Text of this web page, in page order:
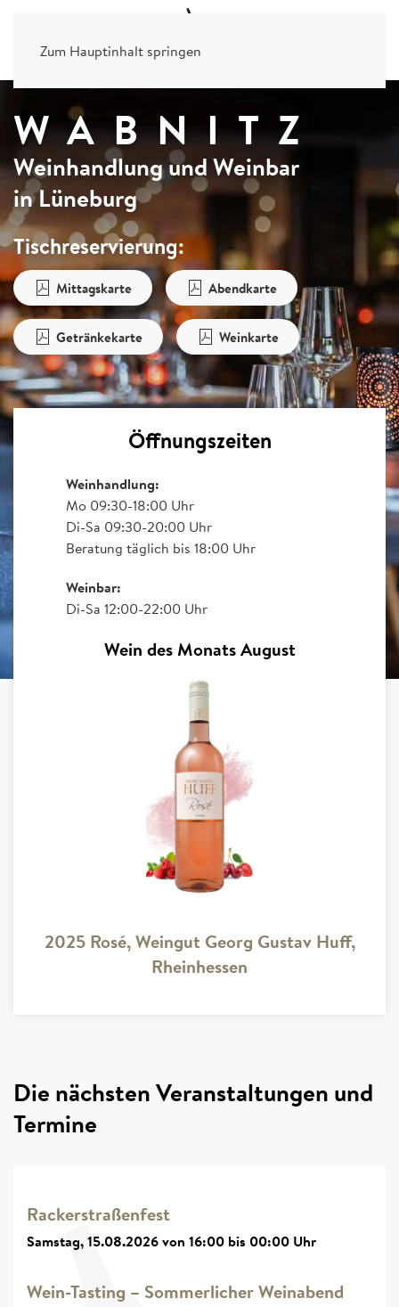
Zum Hauptinhalt springen
WABNITZ
Weinhandlung und Weinbar
in Lüneburg
Tischreservierung:
Mittagskarte Abendkarte
Getränkekarte Weinkarte
Öffnungszeiten
Weinhandlung:
Mo 09:30-18:00 Uhr
Di-Sa 09:30-20:00 Uhr
Beratung täglich bis 18:00 Uhr
Weinbar:
Di-Sa 12:00-22:00 Uhr
Wein des Monats August
2025 Rosé, Weingut Georg Gustav Huff,
Rheinhessen
Die nächsten Veranstaltungen und
Termine
Rackerstraßenfest
Samstag, 15.08.2026 von 16:00 bis 00:00 Uhr
Wein-Tasting – Sommerlicher Weinabend